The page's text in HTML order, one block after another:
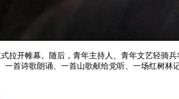
拉开帷幕。随后，青年主持人、青年文艺轻骑
一首诗歌朗诵、一首山歌献给党听、一场红树